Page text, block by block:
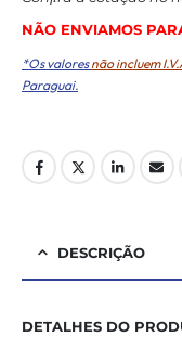
NÃO ENVIAMOS
*Os valoresnão incluem
Paraguai.
DESCRIÇÃO
DETALHES DO